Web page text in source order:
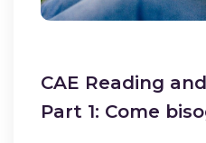
CAE Reading
Part 1: Come